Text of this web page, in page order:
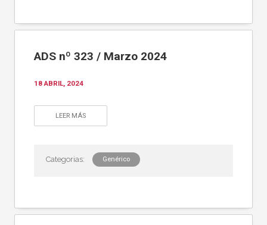
ADS nº 323 / Marzo 2024
18 ABRIL, 2024
LEER MÁS
Genérico